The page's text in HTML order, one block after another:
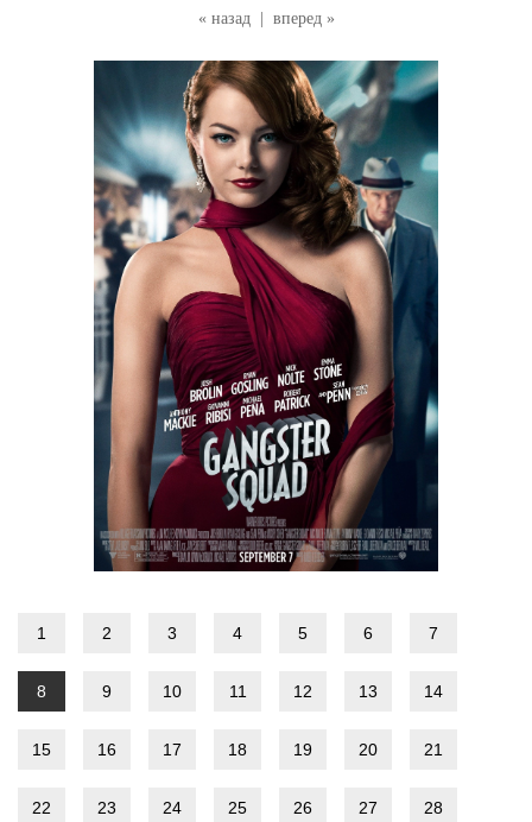
« назад
вперед »
1 2 3 4 5 6 7
8 9 10 11 12 13 14
15 16 17 18 19 20 21
22 23 24 25 26 27 28